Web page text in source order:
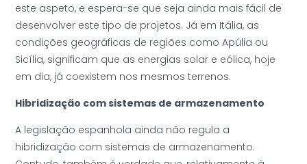
este aspeto, e espera-se que seja ainda mais fácil de
desenvolver este tipo de projetos. Já em Itália, as
condições geográficas de regiões como Apúlia ou
Sicília, significam que as energias solar e eólica, hoje
em dia, já coexistem nos mesmos terrenos.
Hibridização com sistemas de armazenamento
A legislação espanhola ainda não regula a
hibridização com sistemas de armazenamento.